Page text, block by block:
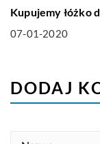
DOM I
Kupujemy łóżko
07-01-2020
DODAJ